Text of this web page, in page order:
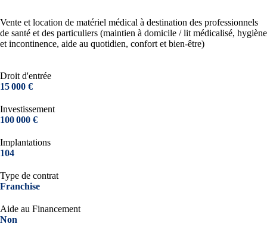
Vente et location de matériel médical à destination des professionnels
de santé et des particuliers (maintien à domicile / lit médicalisé, hygiène
et incontinence, aide au quotidien, confort et bien-être)
Droit d'entrée
15 000 €
Investissement
100 000 €
Implantations
104
Type de contrat
Franchise
Aide au Financement
Non